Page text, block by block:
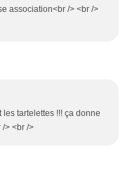
association<br /> <br />
tartelettes !!! ça donne
/> <br />